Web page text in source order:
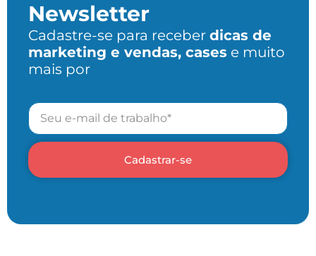
Newsletter
Cadastre-se para receber dicas de
marketing e vendas, cases e muito
mais por
Cadastrar-se